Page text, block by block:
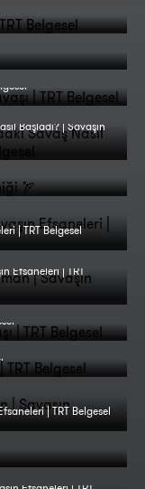
Başladı? | Savaşın
| TRT Belgesel
Efsaneleri | TRT
| TRT Belgesel